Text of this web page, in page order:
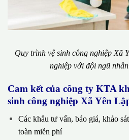
Quy trình vệ sinh công nghiệp Xã
nghiệp với đội ngũ
Cam kết của công ty KTA
sinh công nghiệp Xã Yên
Các khâu tư vấn, báo giá, khảo
toàn miễn phí